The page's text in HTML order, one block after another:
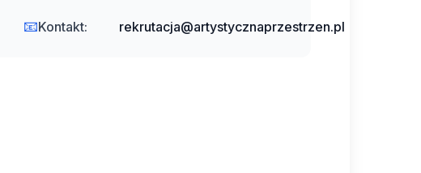
📧Kontakt: rekrutacja@artystycznaprzestrzen.pl